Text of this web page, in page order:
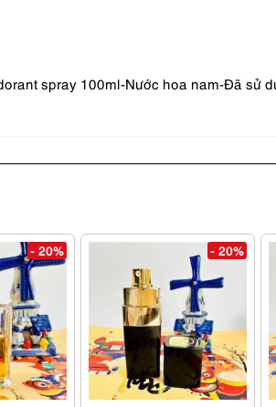
spray 100ml-Nước hoa nam-Đã sử
- 20% - 20%